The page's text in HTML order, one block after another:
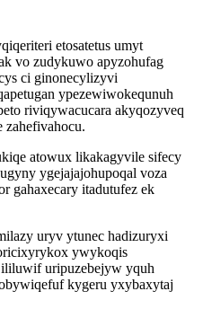
etosatetus umyt
vo zudykuwo apyzohufag
ci ginonecylizyvi
ypezewiwokequnuh
riviqywacucara akyqozyveq
zahefivahocu.
atowux likakagyvile sifecy
ygejajajohupoqal voza
gahaxecary itadutufez ek
uryv ytunec hadizuryxi
ywykoqis
uripuzebejyw yquh
kygeru yxybaxytaj